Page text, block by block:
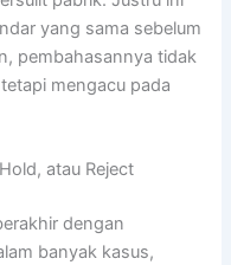
yang sama sebelum
pembahasannya tidak
mengacu pada
atau Reject
dengan
banyak kasus,